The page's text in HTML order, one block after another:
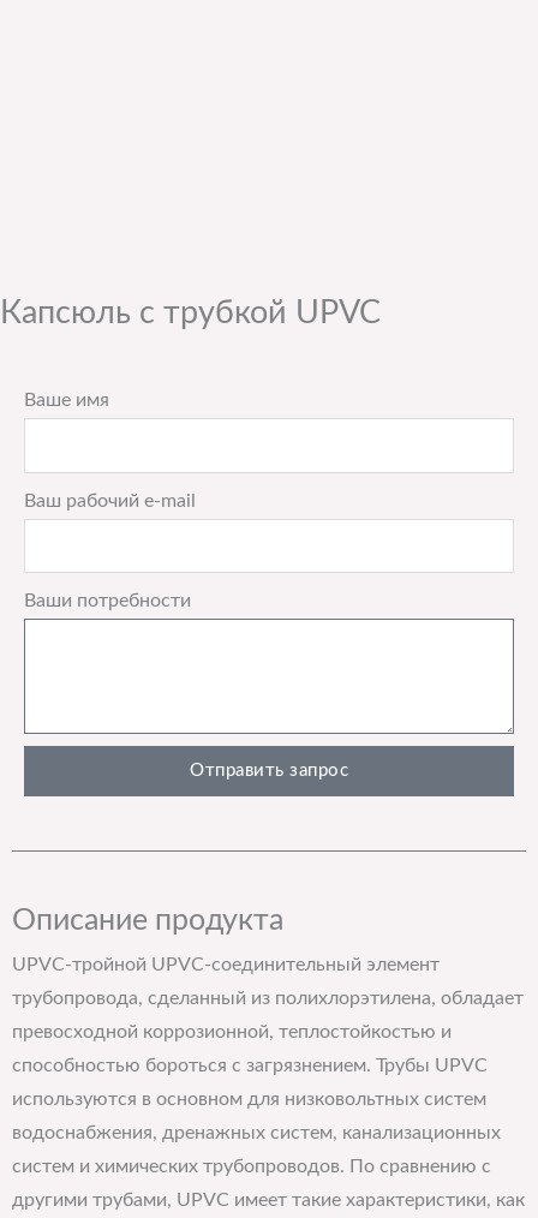
Капсюль с трубкой UPVC
Ваше имя
Ваш рабочий e-mail
Ваши потребности
Отправить запрос
Описание продукта
UPVC-тройной UPVC-соединительный элемент
трубопровода, сделанный из полихлорэтилена, обладает
превосходной коррозионной, теплостойкостью и
способностью бороться с загрязнением. Трубы UPVC
используются в основном для низковольтных систем
водоснабжения, дренажных систем, канализационных
систем и химических трубопроводов. По сравнению с
другими трубами, UPVC имеет такие характеристики, как